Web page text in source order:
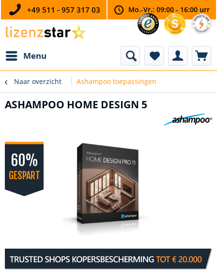
+49 511 - 957 317 03 Mo.-Vr.: 09:00 - 16:00 urr
Menu
Naar overzicht Ashampoo toepassingen
ASHAMPOO HOME DESIGN 5
60%
GESPART